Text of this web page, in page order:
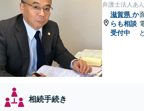
弁護士法人あ
滋賀県 か
らも相談
受付中
相続手続き